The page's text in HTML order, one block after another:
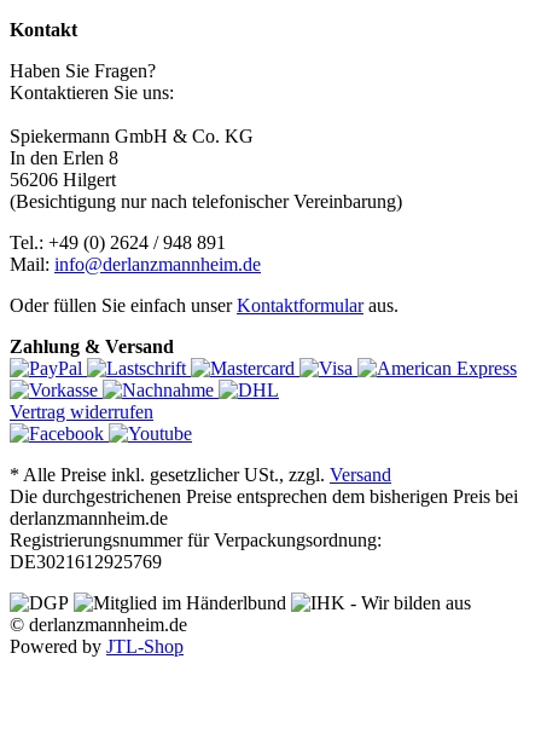
Kontakt
Haben Sie Fragen?
Kontaktieren Sie uns:
Spiekermann GmbH & Co. KG
In den Erlen 8
56206 Hilgert
(Besichtigung nur nach telefonischer Vereinbarung)
Tel.: +49 (0) 2624 / 948 891
Mail: info@derlanzmannheim.de
Oder füllen Sie einfach unserKontaktformularaus.
Zahlung & Versand
Vertrag widerrufen
* Alle Preise inkl. gesetzlicher USt., zzgl. Versand
Die durchgestrichenen Preise entsprechen dem bisherigen Preis bei
derlanzmannheim.de
Registrierungsnummer für Verpackungsordnung:
DE3021612925769
© derlanzmannheim.de
Powered by JTL-Shop